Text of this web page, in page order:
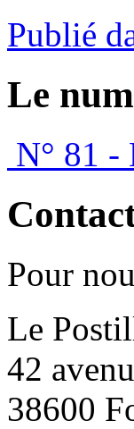
Publié
Le
N° 81 -
Pour
Le
42
38600